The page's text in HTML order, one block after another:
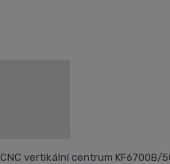
CNC vertikální centrum KF6700B/